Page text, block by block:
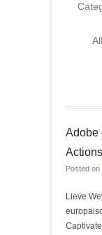
Adobe
Posted on
Lieve